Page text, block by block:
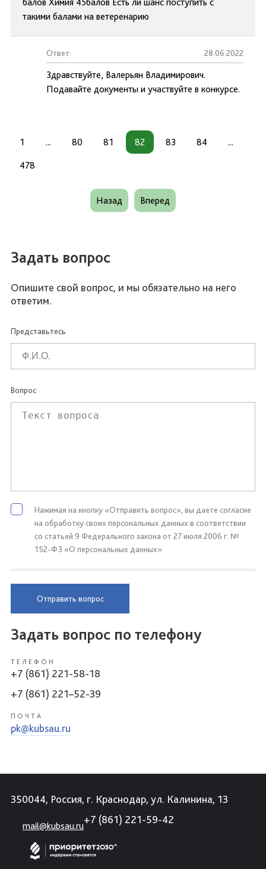
такими балами на ветеренарию
Ответ: 28.06.2022
Здравствуйте, Валерьян Владимирович.
Подавайте документы и участвуйте в конкурсе.
1 ... 80 81 82 83 84 ...
478
Назад Вперед
Задать вопрос
Опишите свой вопрос, и мы обязательно на него
ответим.
Представьтесь
Вопрос
Нажимая на кнопку «Отправить вопрос», вы даете согласие
на обработку своих персональных данных в соответствии
со статьей 9 Федерального закона от 27 июля 2006 г. №
152-ФЗ «О персональных данных»
Отправить вопрос
Задать вопрос по телефону
ТЕЛЕФОН
+7 (861) 221-58-18
+7 (861) 221–52-39
ПОЧТА
pk@kubsau.ru
350044, Россия, г. Краснодар, ул. Калинина, 13
mail@kubsau.ru
+7 (861) 221-59-42